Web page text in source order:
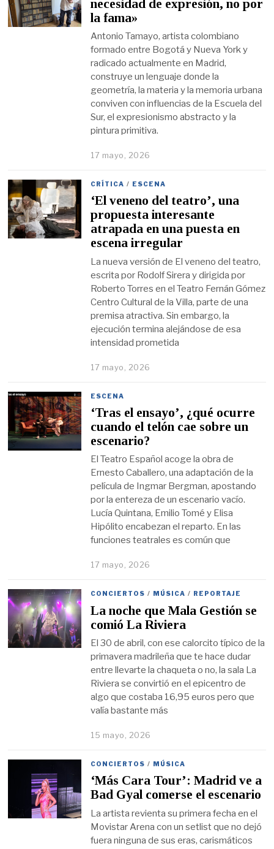
necesidad de expresión, no por
la fama»
Antonio Tamayo, artista colombiano
formado entre Bogotá y Nueva York y
radicado actualmente en Madrid,
construye un lenguaje donde la
geometría, la materia y la memoria urbana
conviven con influencias de la Escuela del
Sur, el expresionismo abstracto y la
pintura primitiva.
17 mayo, 2026
CRÍTICA / ESCENA
‘El veneno del teatro’, una
propuesta interesante
atrapada en una puesta en
escena irregular
La nueva versión de El veneno del teatro,
escrita por Rodolf Sirera y dirigida por
Roberto Torres en el Teatro Fernán Gómez
Centro Cultural de la Villa, parte de una
premisa atractiva. Sin embargo, la
ejecución termina alejándose de esa
intensidad prometida
17 mayo, 2026
ESCENA
‘Tras el ensayo’, ¿qué ocurre
cuando el telón cae sobre un
escenario?
El Teatro Español acoge la obra de
Ernesto Caballero, una adaptación de la
película de Ingmar Bergman, apostando
por la entereza de un escenario vacío.
Lucía Quintana, Emilio Tomé y Elisa
Hipólito encabezan el reparto. En las
funciones teatrales es común que
17 mayo, 2026
CONCIERTOS / MÚSICA / REPORTAJE
La noche que Mala Gestión se
comió La Riviera
El 30 de abril, con ese calorcito típico de la
primavera madrileña que te hace dudar
entre llevarte la chaqueta o no, la sala La
Riviera se convirtió en el epicentro de
algo que costaba 16,95 euros pero que
valía bastante más
15 mayo, 2026
CONCIERTOS / MÚSICA
‘Más Cara Tour’: Madrid ve a
Bad Gyal comerse el escenario
La artista revienta su primera fecha en el
Movistar Arena con un setlist que no dejó
fuera ninguna de sus eras, carismáticos